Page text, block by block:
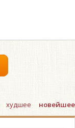
худшее новейшее